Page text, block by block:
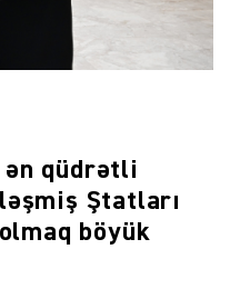
ən qüdrətli
Ştatları
böyük